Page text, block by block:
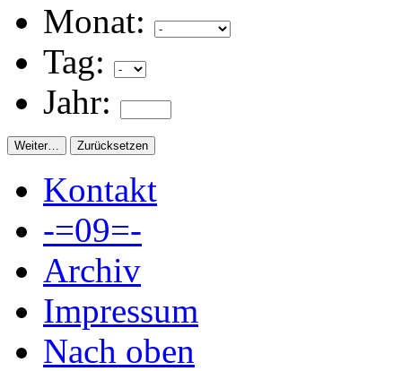
Monat:
Tag:
Jahr:
Kontakt
-=09=-
Archiv
Impressum
Nach oben